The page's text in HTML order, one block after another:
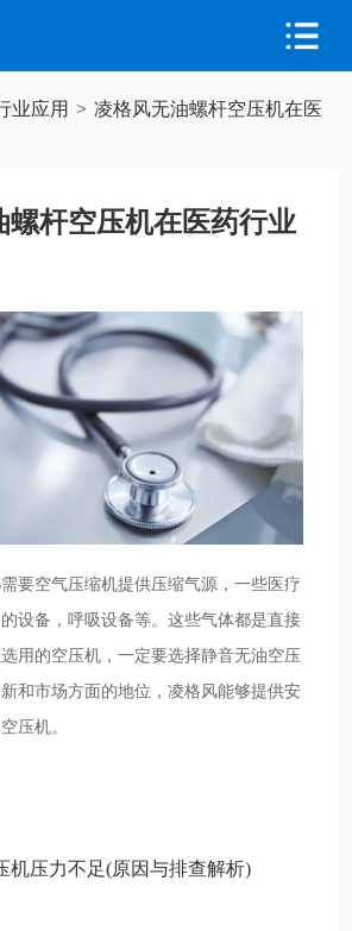
业应用 > 凌格风无油螺杆空压机在医
螺杆空压机在医药行业
要空气压缩机提供压缩气源，一些医疗
设备，呼吸设备等。这些气体都是直接
用的空压机，一定要选择静音无油空压
和市场方面的地位，凌格风能够提供安
压机。
机压力不足(原因与排查解析)